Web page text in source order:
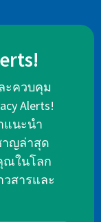
ะควบคุม
Alerts!
แนะนำ
าญล่าสุด
ณในโลก
สารและ